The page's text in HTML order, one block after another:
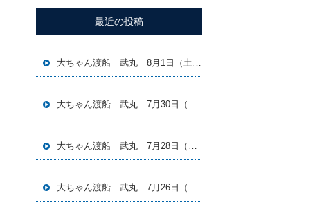
最近の投稿
大ちゃん渡船 武丸 8月1日（土）磯釣り釣果
大ちゃん渡船 武丸 7月30日（木）磯釣り釣果
大ちゃん渡船 武丸 7月28日（火）磯釣り釣果
大ちゃん渡船 武丸 7月26日（日）磯釣り釣果